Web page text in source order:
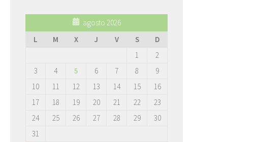
agosto 2026
L
M X J V S
D
1
2
3
4 5 6 7 8
9
10
11 12 13 14 15
16
17
18 19 20 21 22
23
24
25 26 27 28 29
30
31